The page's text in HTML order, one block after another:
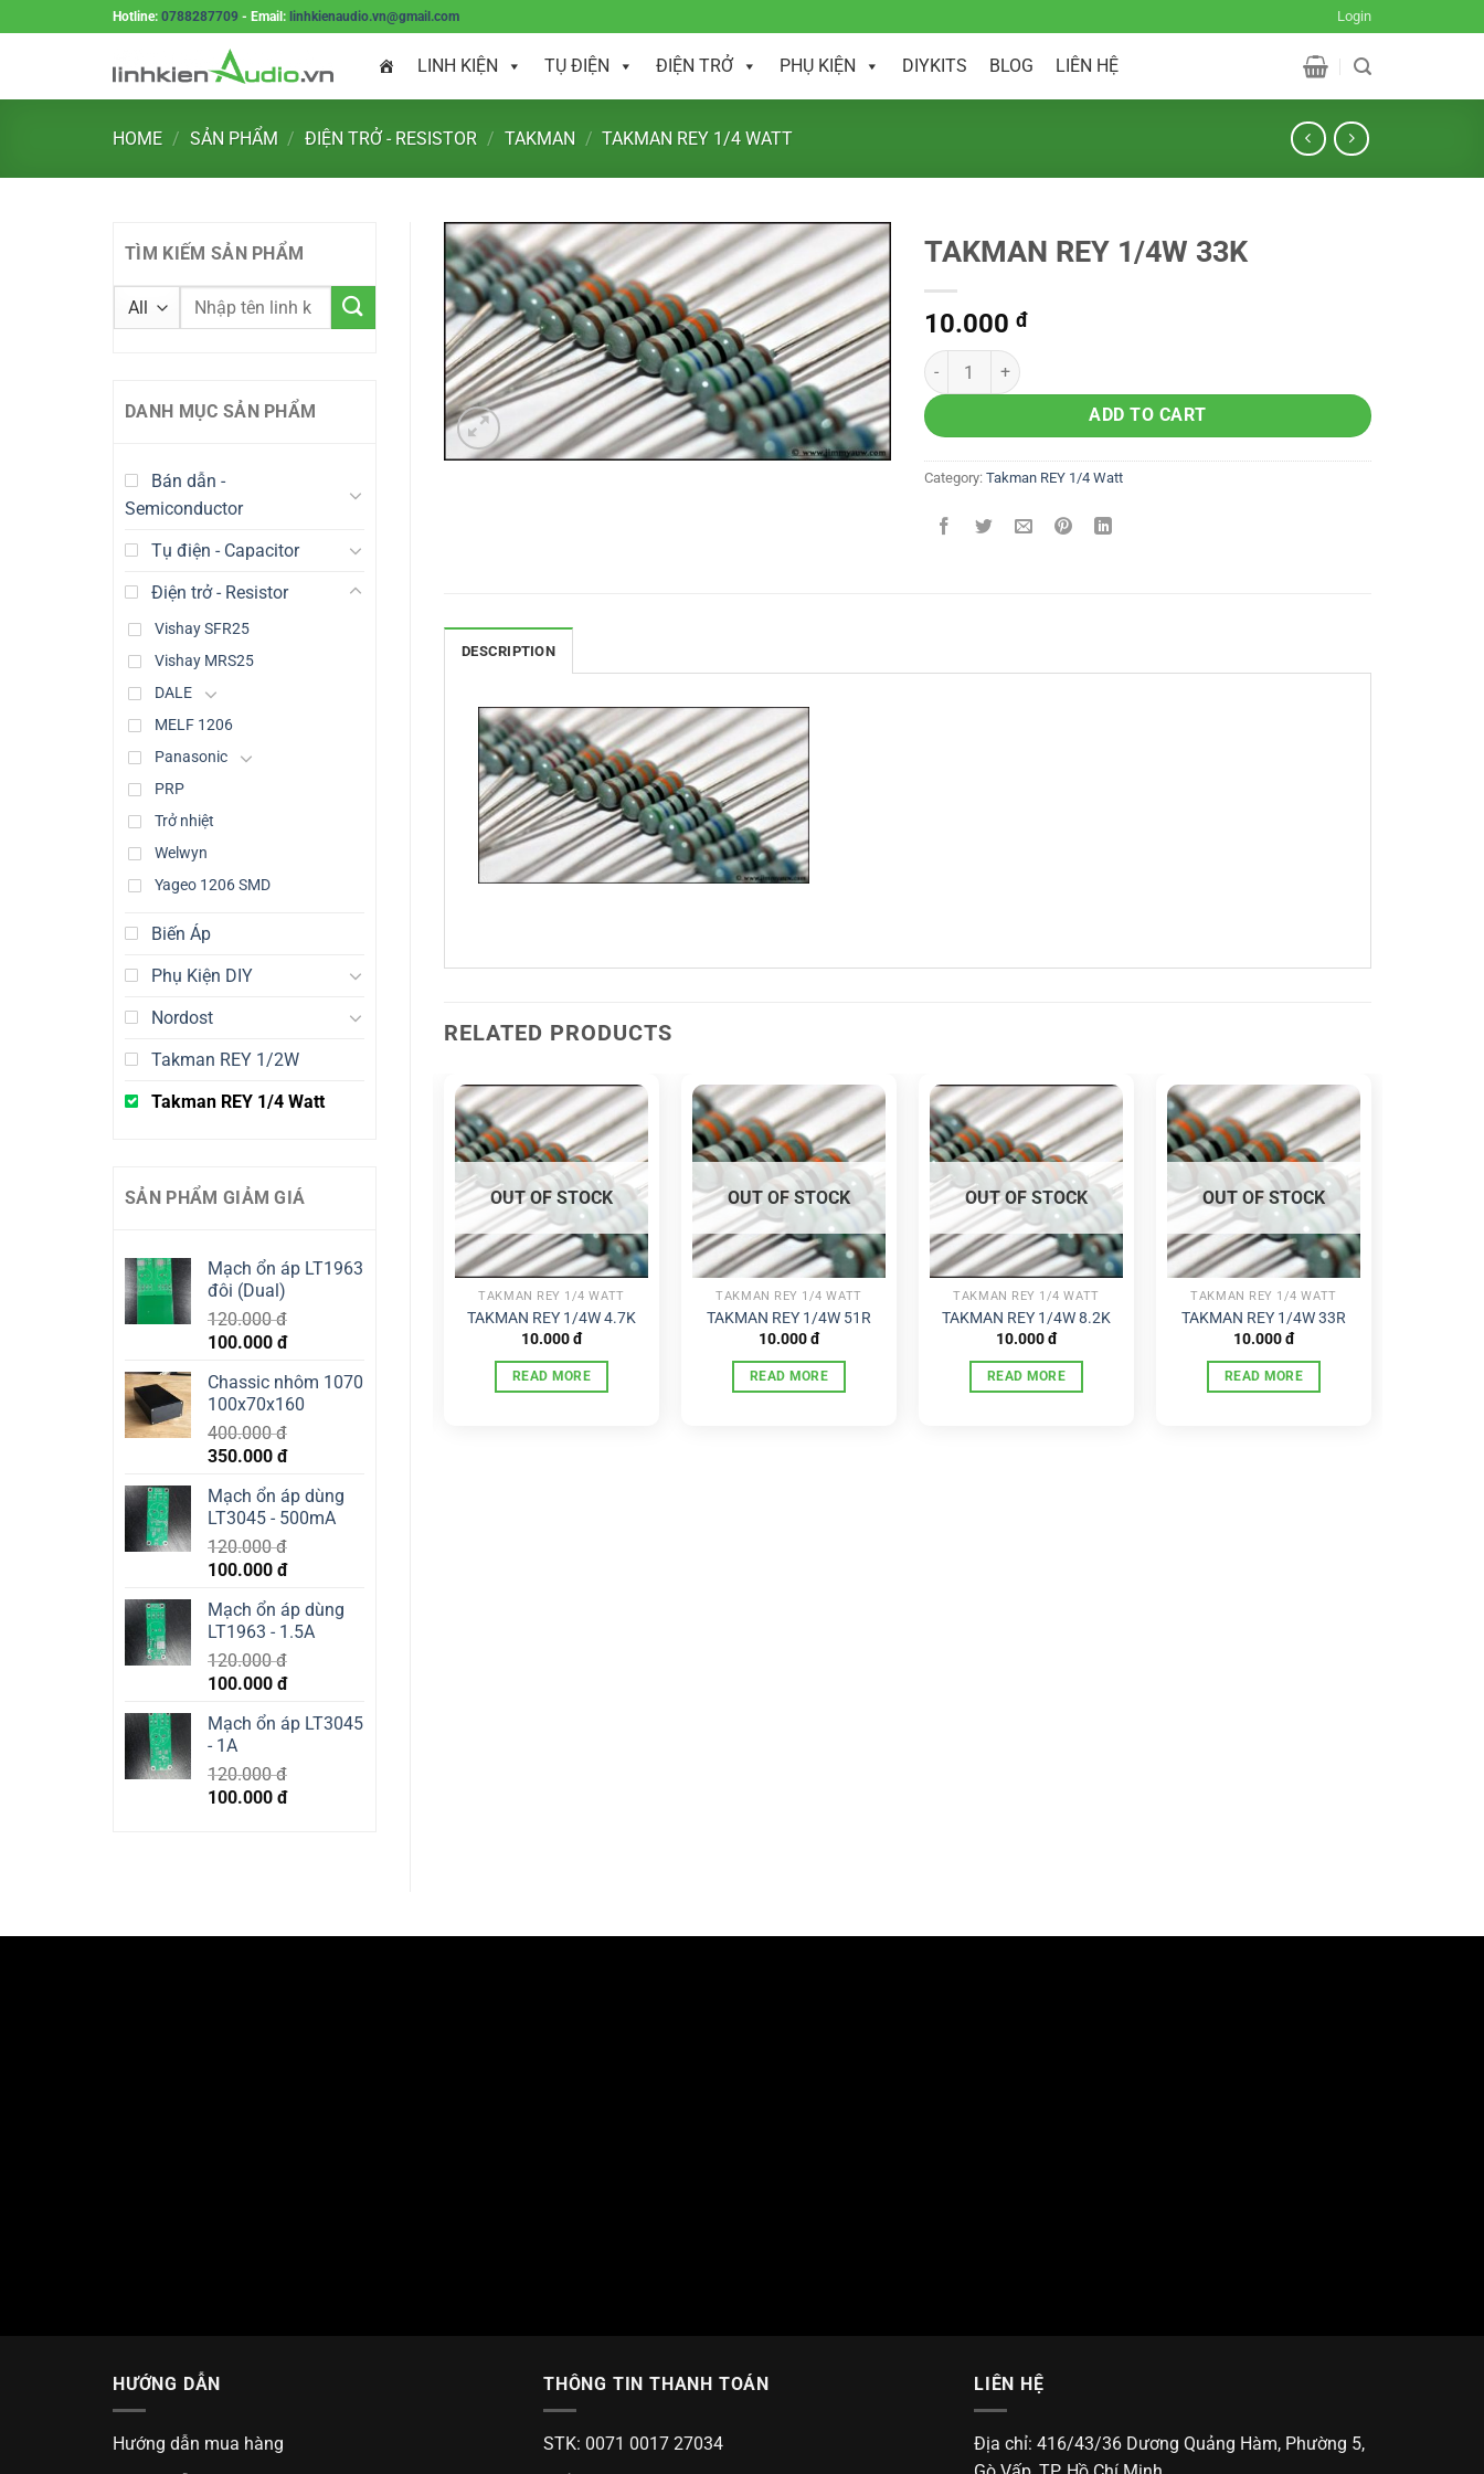
to
Hotline: 0788287709 - Email: linhkienaudio.vn@gmail.com Login
LINH KIỆN TỤ ĐIỆN ĐIỆN TRỞ PHỤ KIỆN DIYKITS BLOG LIÊN HỆ
HOME / SẢN PHẨM / ĐIỆN TRỞ - RESISTOR / TAKMAN / TAKMAN REY 1/4 WATT
TAKMAN REY 1/4W 33K
10.000 đ
ADD TO CART
Category: Takman REY 1/4 Watt
DESCRIPTION
RELATED PRODUCTS
OUT OF STOCK
TAKMAN REY 1/4 WATT
TAKMAN REY 1/4W 4.7K
10.000đ
READ MORE
OUT OF STOCK
TAKMAN REY 1/4 WATT
TAKMAN REY 1/4W 51R
10.000đ
READ MORE
OUT OF STOCK
TAKMAN REY 1/4 WATT
TAKMAN REY 1/4W 8.2K
10.000đ
READ MORE
OUT OF STOCK
TAKMAN REY 1/4 WATT
TAKMAN REY 1/4W 33R
10.000đ
READ MORE
OUT OF STOCK
TAKMAN REY 1/4 WATT
REY 1/4W 3.3K
TAKMAN REY 1/4 WATT
TAKMAN REY 1/4W 18K
10.000
ADD TO CART
TÌM KIẾM SẢN PHẨM
DANH MỤC SẢN PHẨM
Bán dẫn -
Semiconductor
Tụ điện - Capacitor
Điện trở - Resistor
Vishay SFR25
Vishay MRS25
DALE
MELF 1206
Panasonic
PRP
Trở nhiệt
Welwyn
Yageo 1206 SMD
Biến Áp
Phụ Kiện DIY
Nordost
Takman REY 1/2W
Takman REY 1/4 Watt
SẢN PHẨM GIẢM GIÁ
Mạch ổn áp LT1963
đôi (Dual)
120.000đ
Original
was:
120.000 đ.
100.000 đCurrent
is:
100.000 đ.
Chassic nhôm 1070
100x70x160
400.000đ
Original
was:
400.000 đ.
350.000 đCurrent
is:
350.000 đ.
Mạch ổn áp dùng
LT3045 - 500mA
120.000đ
Original
was:
120.000 đ.
100.000 đCurrent
is:
100.000 đ.
Mạch ổn áp dùng
LT1963 - 1.5A
120.000đ
Original
was:
120.000 đ.
100.000 đCurrent
is:
Mạch ổn áp LT3045
- 1A
120.000đ
Original
100.000 đCurrent
HƯỚNG DẪN
Hướng dẫn mua hàng
THÔNG TIN THANH TOÁN
STK: 0071 0017 27034
LIÊN HỆ
Địa chỉ: 416/43/36 Dương Quảng Hàm, Phường 5,